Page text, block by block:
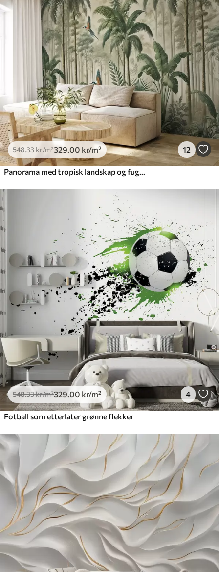
548.33kr/m²329 .00 kr/m² 12
548.33kr/m²329 .00 kr/m² 4
Fotball som etterlater grønne flekker